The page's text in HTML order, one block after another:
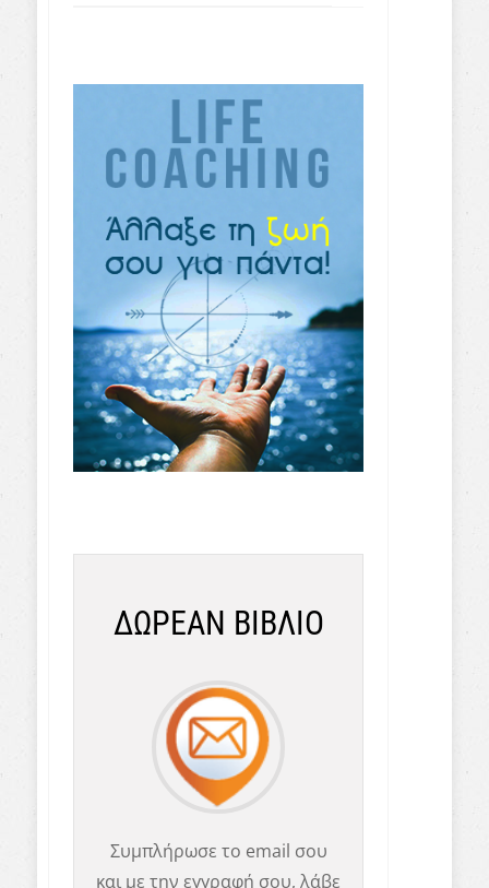
ΔΩΡΕΑΝ ΒΙΒΛΙΟ
Συμπλήρωσε το email σου
και με την εγγραφή σου, λάβε